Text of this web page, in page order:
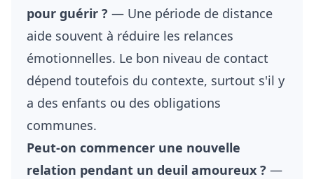
pour guérir ? — Une période de distance
aide souvent à réduire les relances
émotionnelles. Le bon niveau de contact
dépend toutefois du contexte, surtout s'il y
a des enfants ou des obligations
communes.
Peut-on commencer une nouvelle
relation pendant un deuil amoureux ? —